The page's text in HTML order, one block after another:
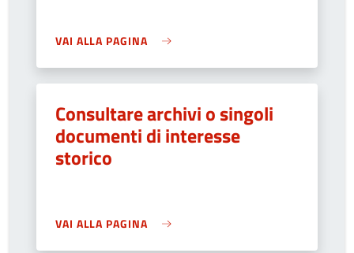
VAI ALLA PAGINA
Consultare archivi o singoli
documenti di interesse
storico
VAI ALLA PAGINA